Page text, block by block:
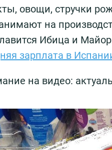
овощи, стручки
на
Ибица и
зарплата в
на видео: